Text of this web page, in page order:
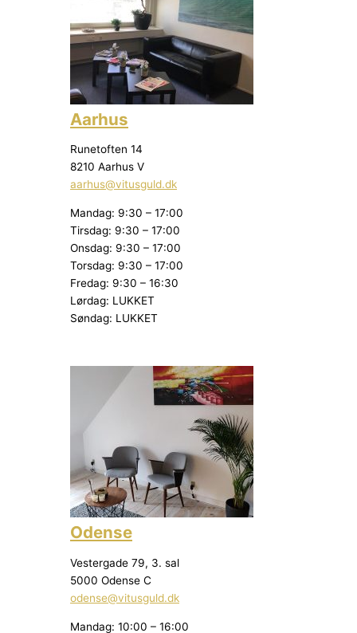
Aarhus
Runetoften 14
8210 Aarhus V
aarhus@vitusguld.dk
Mandag: 9:30 – 17:00
Tirsdag: 9:30 – 17:00
Onsdag: 9:30 – 17:00
Torsdag: 9:30 – 17:00
Fredag: 9:30 – 16:30
Lørdag: LUKKET
Søndag: LUKKET
Odense
Vestergade 79, 3. sal
5000 Odense C
odense@vitusguld.dk
Mandag: 10:00 – 16:00